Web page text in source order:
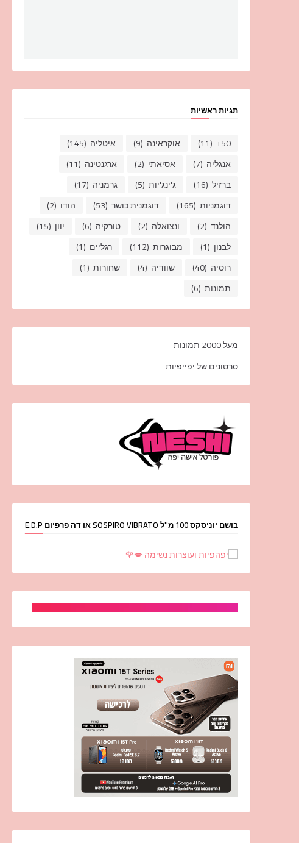
תגיות ראשיות
50+
(11) אוקראינה (9) איטליה (145)
אנגליה (7) אסיאתי (2) ארגנטינה (11)
ברזיל (16) ג'ינג'יות (5) גרמניה (17)
דוגמניות (165) דוגמנית כושר (53) הודו (2)
הולנד (2) ונצואלה (2) טורקיה (6) יוון (15)
לבנון (1) מבוגרות (112) רגליים (1)
רוסיה (40) שוודיה (4) שחורות (1)
תמונות (6)
מעל 2000 תמונות
סרטונים של יפייפיות
בושם יוניסקס 100 מ''ל SOSPIRO VIBRATO או דה פרפיום E.D.P